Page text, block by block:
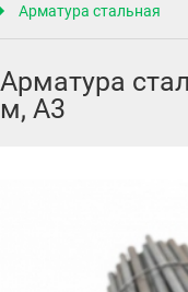
Арматура стальная
Арматура
м, А3